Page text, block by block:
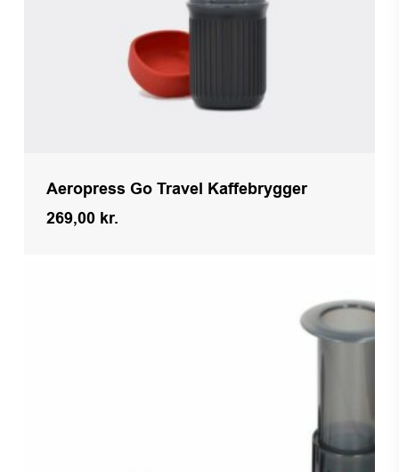
Aeropress Go Travel Kaffebrygger
269,00 kr.